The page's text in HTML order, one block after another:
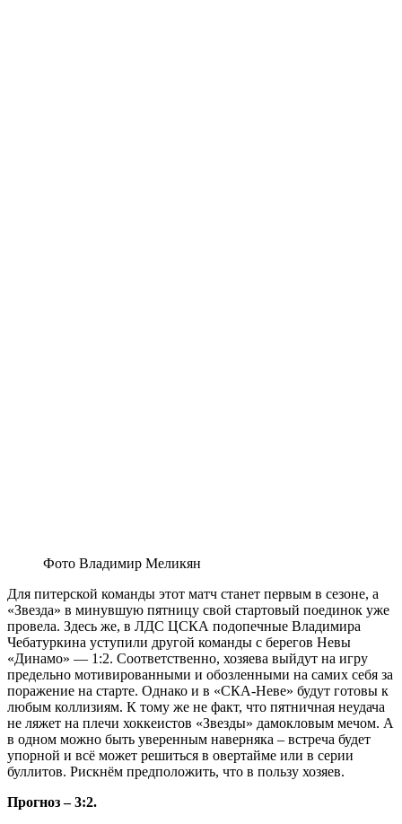
Фото Владимир Меликян
Для питерской команды этот матч станет первым в сезоне, а
«Звезда» в минувшую пятницу свой стартовый поединок уже
провела. Здесь же, в ЛДС ЦСКА подопечные Владимира
Чебатуркина уступили другой команды с берегов Невы
«Динамо» — 1:2. Соответственно, хозяева выйдут на игру
предельно мотивированными и обозленными на самих себя за
поражение на старте. Однако и в «СКА-Неве» будут готовы к
любым коллизиям. К тому же не факт, что пятничная неудача
не ляжет на плечи хоккеистов «Звезды» дамокловым мечом. А
в одном можно быть уверенным наверняка – встреча будет
упорной и всё может решиться в овертайме или в серии
буллитов. Рискнём предположить, что в пользу хозяев.
Прогноз – 3:2.